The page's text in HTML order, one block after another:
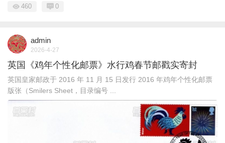
460 0
admin
2026-4-27
英国《鸡年个性化邮票》水行鸡春节邮戳实寄封
英国皇家邮政于 2016 年 11 月 15 日发行 2016 年鸡年个性化邮票
版张（Smilers Sheet，目录编号 ...